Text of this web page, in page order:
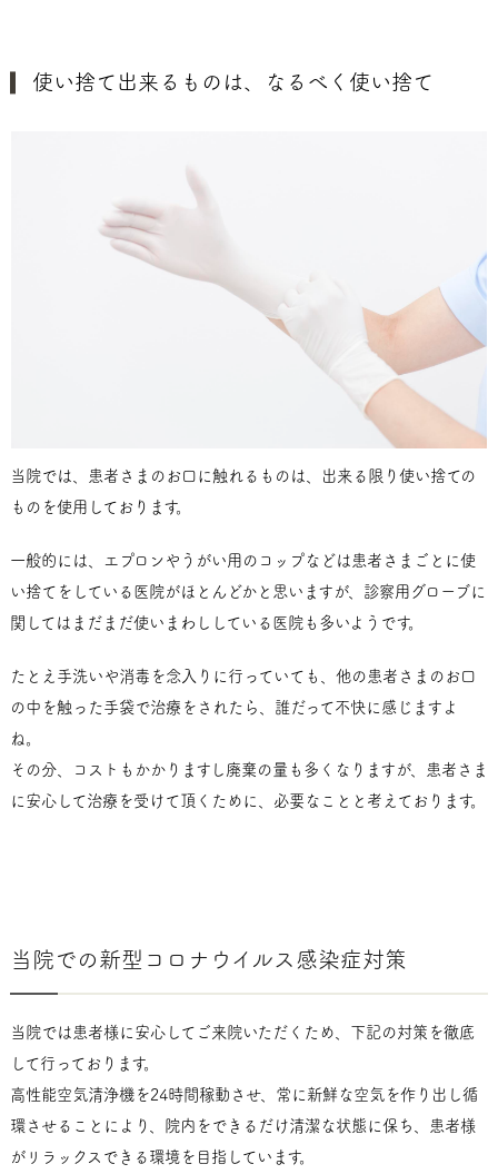
使い捨て出来るものは、なるべく使い捨て
当院では、患者さまのお口に触れるものは、出来る限り使い捨ての
ものを使用しております。
一般的には、エプロンやうがい用のコップなどは患者さまごとに使
い捨てをしている医院がほとんどかと思いますが、診察用グローブに
関してはまだまだ使いまわししている医院も多いようです。
たとえ手洗いや消毒を念入りに行っていても、他の患者さまのお口
の中を触った手袋で治療をされたら、誰だって不快に感じますよ
ね。
その分、コストもかかりますし廃棄の量も多くなりますが、患者さま
に安心して治療を受けて頂くために、必要なことと考えております。
当院での新型コロナウイルス感染症対策
当院では患者様に安心してご来院いただくため、下記の対策を徹底
して行っております。
高性能空気清浄機を24時間稼動させ、常に新鮮な空気を作り出し循
環させることにより、院内をできるだけ清潔な状態に保ち、患者様
がリラックスできる環境を目指しています。